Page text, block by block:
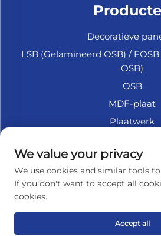
Decoratieve
LSB (Gelamineerd OSB) /
OSB)
OSB
MDF-plaat
Plaatwerk
Fiberplaat
Accessoires
Privacybeleid
We value your privacy
We use cookies and similar tools
If you don't want to accept all
cookies.
Accept all